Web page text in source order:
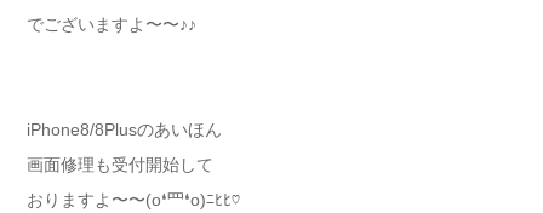
でございますよ〜〜♪♪
iPhone8/8Plusのあいほん
画面修理も受付開始して
おりますよ〜〜(o❛罒❛o)ﾆﾋﾋ♡